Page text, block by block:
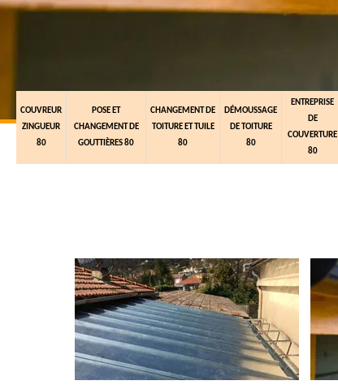
COUVREUR
ZINGUEUR
80
POSE ET
CHANGEMENT DE
GOUTTIÈRES 80
CHANGEMENT DE
TOITURE ET TUILE
80
DÉMOUSSAGE
DE TOITURE
80
ENTREPRISE
DE
COUVERTURE
80